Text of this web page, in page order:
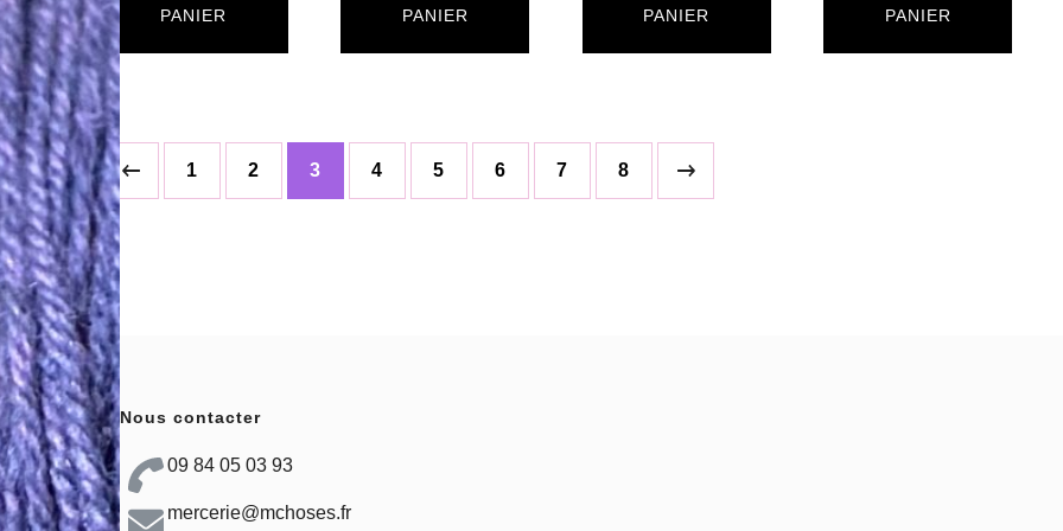
produit
PANIER
PANIER
PANIER
PANIER
1 2 3 4 5 6 7 8
Nous contacter
09 84 05 03 93
mercerie@mchoses.fr